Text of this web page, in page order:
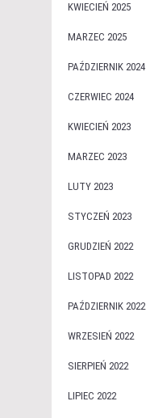
KWIECIEŃ 2025
MARZEC 2025
PAŹDZIERNIK 2024
CZERWIEC 2024
KWIECIEŃ 2023
MARZEC 2023
LUTY 2023
STYCZEŃ 2023
GRUDZIEŃ 2022
LISTOPAD 2022
PAŹDZIERNIK 2022
WRZESIEŃ 2022
SIERPIEŃ 2022
LIPIEC 2022